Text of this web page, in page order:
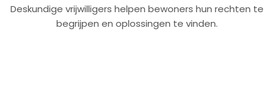
Deskundige vrijwilligers helpen bewoners hun rechten te
begrijpen en oplossingen te vinden.